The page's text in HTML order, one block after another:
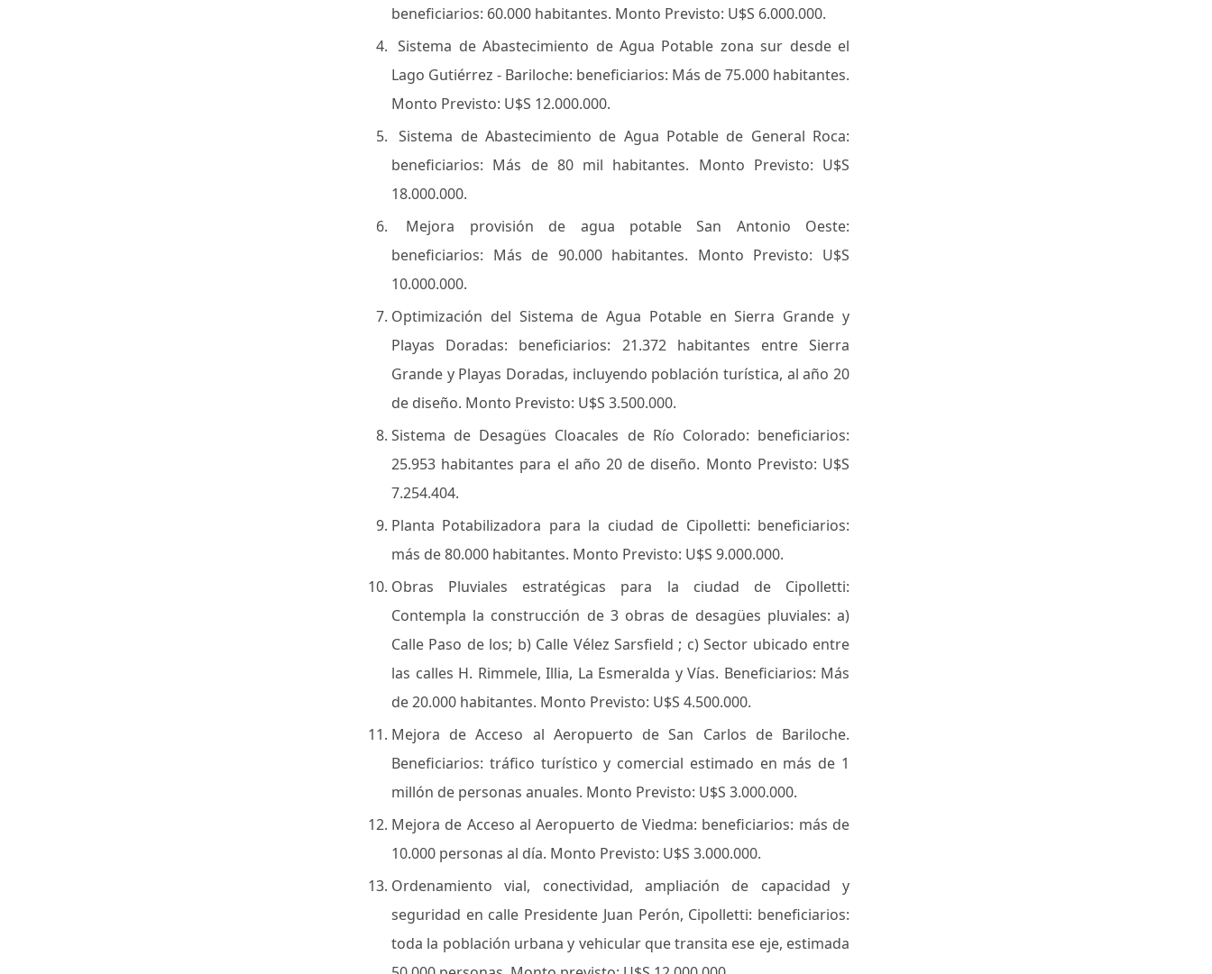
beneficiarios: 60.000 habitantes. Monto Previsto: U$S 6.000.000.
Sistema de Abastecimiento de Agua Potable zona sur desde el
Lago Gutiérrez - Bariloche: beneficiarios: Más de 75.000 habitantes.
Monto Previsto: U$S 12.000.000.
Sistema de Abastecimiento de Agua Potable de General Roca:
beneficiarios: Más de 80 mil habitantes. Monto Previsto: U$S
18.000.000.
Mejora provisión de agua potable San Antonio Oeste:
beneficiarios: Más de 90.000 habitantes. Monto Previsto: U$S
10.000.000.
Optimización del Sistema de Agua Potable en Sierra Grande y
Playas Doradas: beneficiarios: 21.372 habitantes entre Sierra
Grande y Playas Doradas, incluyendo población turística, al año 20
de diseño. Monto Previsto: U$S 3.500.000.
Sistema de Desagües Cloacales de Río Colorado: beneficiarios:
25.953 habitantes para el año 20 de diseño. Monto Previsto: U$S
7.254.404.
Planta Potabilizadora para la ciudad de Cipolletti: beneficiarios:
más de 80.000 habitantes. Monto Previsto: U$S 9.000.000.
Obras Pluviales estratégicas para la ciudad de Cipolletti:
Contempla la construcción de 3 obras de desagües pluviales: a)
Calle Paso de los; b) Calle Vélez Sarsfield ; c) Sector ubicado entre
las calles H. Rimmele, Illia, La Esmeralda y Vías. Beneficiarios: Más
de 20.000 habitantes. Monto Previsto: U$S 4.500.000.
Mejora de Acceso al Aeropuerto de San Carlos de Bariloche.
Beneficiarios: tráfico turístico y comercial estimado en más de 1
millón de personas anuales. Monto Previsto: U$S 3.000.000.
Mejora de Acceso al Aeropuerto de Viedma: beneficiarios: más de
10.000 personas al día. Monto Previsto: U$S 3.000.000.
Ordenamiento vial, conectividad, ampliación de capacidad y
seguridad en calle Presidente Juan Perón, Cipolletti: beneficiarios:
toda la población urbana y vehicular que transita ese eje, estimada